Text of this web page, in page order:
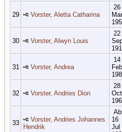
29 Vorster, Aletta Catharina
26
Mar
30 Vorster, Alwyn Louis
22
31 Vorster, Andrea
14
Feb
32 Vorster, Andries Dion
28
Oct
33
Vorster, Andries Johannes
Hendrik
16
Jul